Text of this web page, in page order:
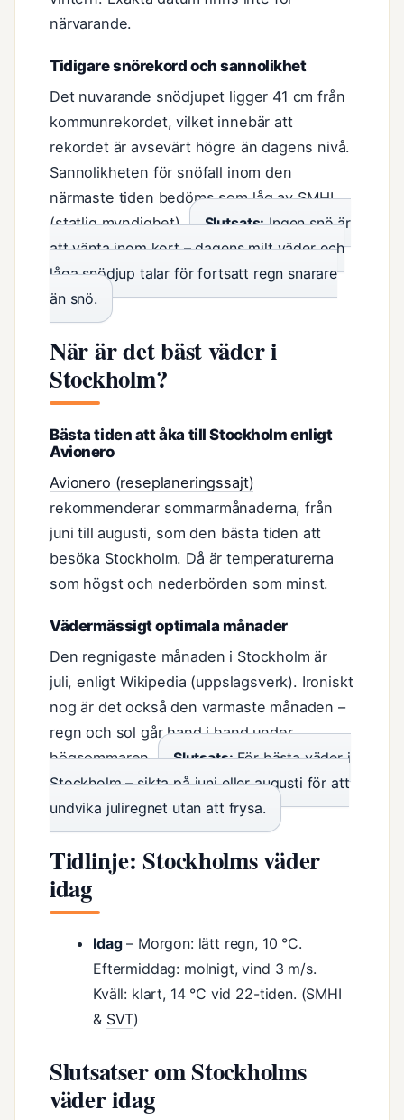
närvarande.
Tidigare snörekord och sannolikhet
Det nuvarande snödjupet ligger 41 cm från
kommunrekordet, vilket innebär att
rekordet är avsevärt högre än dagens nivå.
Sannolikheten för snöfall inom den
närmaste tiden bedöms som låg av SMHI
(statlig myndighet).
Slutsats:Ingen snö är
att vänta inom kort – dagens milt väder och
låga snödjup talar för fortsatt regn snarare
än snö.
När är det bäst väder i
Stockholm?
Bästa tiden att åka till Stockholm enligt
Avionero
Avionero (reseplaneringssajt)
rekommenderar sommarmånaderna, från
juni till augusti, som den bästa tiden att
besöka Stockholm. Då är temperaturerna
som högst och nederbörden som minst.
Vädermässigt optimala månader
Den regnigaste månaden i Stockholm är
juli, enligt Wikipedia (uppslagsverk). Ironiskt
nog är det också den varmaste månaden –
regn och sol går hand i hand under
högsommaren.
Slutsats:För bästa väder i
Stockholm – sikta på juni eller augusti för att
undvika juliregnet utan att frysa.
Tidlinje: Stockholms väder
idag
Idag– Morgon: lätt regn, 10 °C.
Eftermiddag: molnigt, vind 3 m/s.
Kväll: klart, 14 °C vid 22-tiden. (SMHI
& SVT)
Slutsatser om Stockholms
väder idag